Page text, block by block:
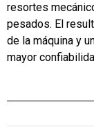
resortes
pesados. El
de la máquina y
mayor